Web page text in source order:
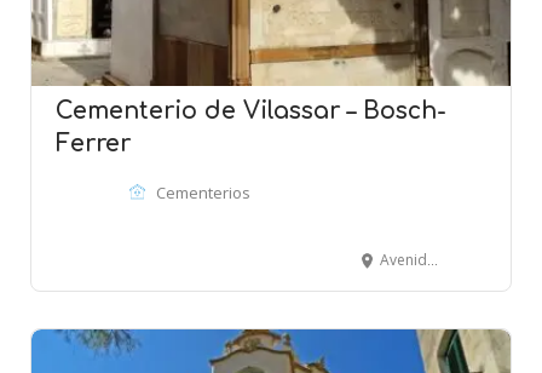
Cementerio de Vilassar – Bosch-
Ferrer
Cementerios
Avenida Montevideo - VILASSAR DE MAR